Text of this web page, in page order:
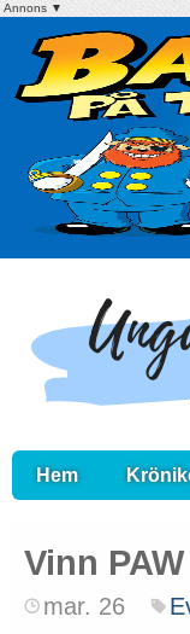
Annons ▼
Hem
Vinn
mar. 26